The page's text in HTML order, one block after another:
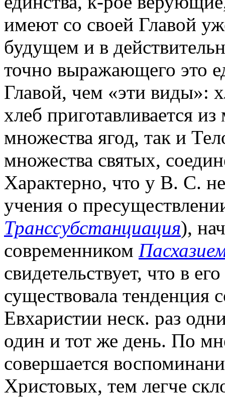
имеют со своей Главой
будущем и в
точно выражающего это
Главой, чем «эти виды»:
хлеб приготавливается
множества ягод, так и
множества святых,
Характерно, что у В. С.
учения о
Транссубстанциация),
современником
свидетельствует, что в
существовала тенденция
Евхаристии неск. раз
один и тот же день. По
совершается
Христовых, тем легче